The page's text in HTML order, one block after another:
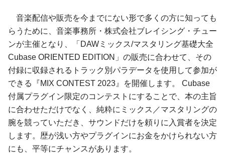
音楽配信や販売を今までにない形で多くの方に知っても
らうために、音楽事務所・株式会社ブレイシング・チュー
ンが主催となり、「DAWミックス/マスタリング基礎大全
Cubase ORIENTED EDITION」の販売に合わせて、その
付録に収録されるトラック別パラデータを使用して参加が
できる『MIX CONTEST 2023』を開催します。 Cubase
付属プラグイン限定のコンテストにすることで、本の主旨
に合わせただけでなく、純粋にミックス／マスタリングの
腕を競っていただき、サウンドだけを頼りに入賞者を決定
します。歴が浅い方やプラグインにお金をかけられない方
にも、平等にチャンスがあります。